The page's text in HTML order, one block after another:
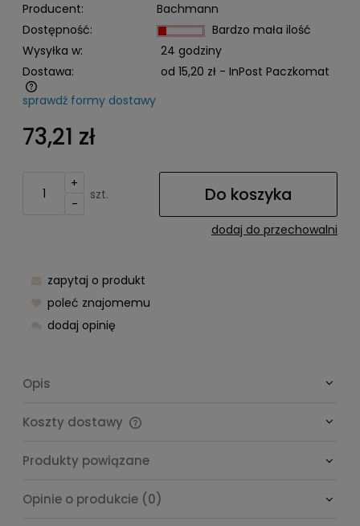
Producent:
Bachmann
Dostępność:
Bardzo mała ilość
Wysyłka w:
24 godziny
Dostawa:
od 15,20 zł - InPost Paczkomat
Cena nie zawiera ewentualnych kosztów płatności
sprawdź formy dostawy
73,21 zł
+
-
szt. Do koszyka
dodaj do przechowalni
zapytaj o produkt
poleć znajomemu
dodaj opinię
Opis
Koszty dostawy
Produkty powiązane
Opinie o produkcie (0)